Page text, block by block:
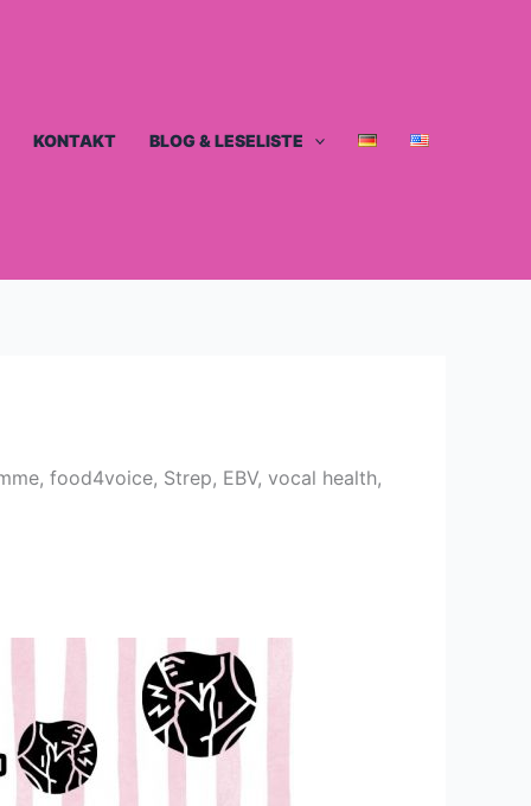
KONTAKT BLOG & LESELISTE
food4voice, Strep, EBV, vocal health,